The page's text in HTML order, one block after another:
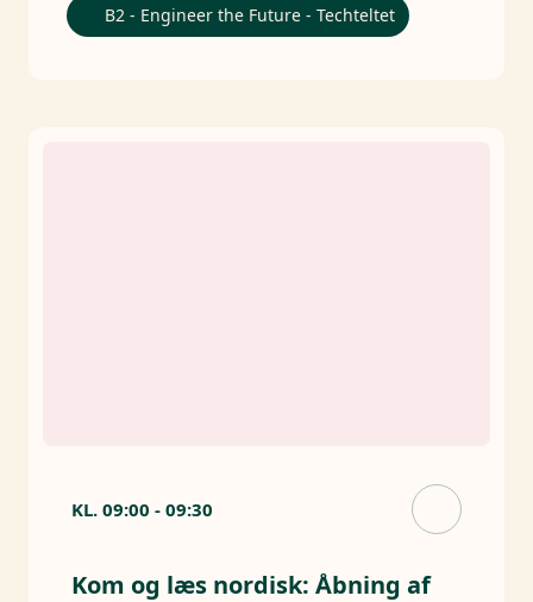
B2 - Engineer the Future - Techteltet
KL. 09:00 - 09:30
Kom og læs nordisk: Åbning af